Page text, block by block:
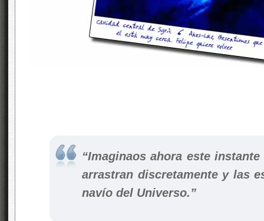
“Imaginaos ahora este
arrastran discretamente y las
navío del Universo.”